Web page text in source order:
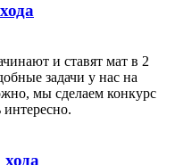
и ставят мат в 2
задачи у нас на
мы сделаем конкурс